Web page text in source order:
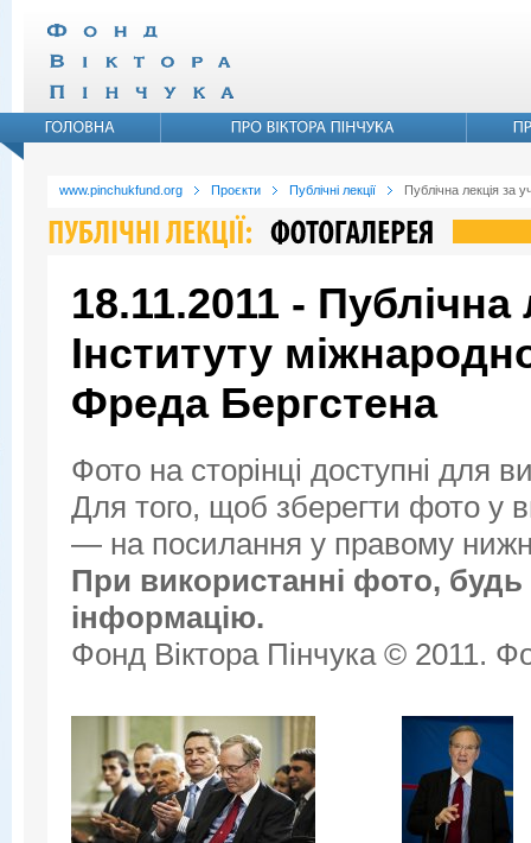
www.pinchukfund.org Проєкти Публічні лекції Публічна лекція за
18.11.2011 - Публічна
Інституту
Фреда Бергстена
Фото на сторінці доступні для
Для того, щоб зберегти фото у
— на посилання у правому
При використанні фото, будь
інформацію.
Фонд Віктора Пінчука © 2011.